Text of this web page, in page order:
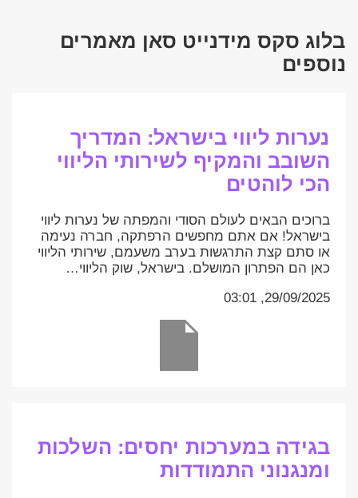
בלוג סקס מידנייט סאן מאמרים
נוספים
נערות ליווי בישראל: המדריך
השובב והמקיף לשירותי הליווי
הכי לוהטים
ברוכים הבאים לעולם הסודי והמפתה של נערות ליווי
בישראל! אם אתם מחפשים הרפתקה, חברה נעימה
או סתם קצת התרגשות בערב משעמם, שירותי הליווי
כאן הם הפתרון המושלם. בישראל, שוק הליווי…
29/09/2025, 03:01
בגידה במערכות יחסים: השלכות
ומנגנוני התמודדות